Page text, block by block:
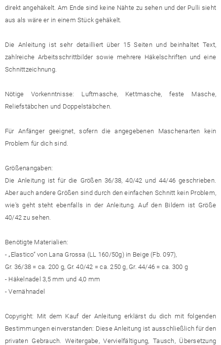
direkt angehäkelt. Am Ende sind keine Nähte zu sehen und der Pulli sieht
aus als wäre er in einem Stück gehäkelt.
Die Anleitung ist sehr detailliert über 15 Seiten und beinhaltet Text,
zahlreiche Arbeitsschrittbilder sowie mehrere Häkelschriften und eine
Schnittzeichnung.
Nötige Vorkenntnisse: Luftmasche, Kettmasche, feste Masche,
Reliefstäbchen und Doppelstäbchen.
Für Anfänger geeignet, sofern die angegebenen Maschenarten kein
Problem für dich sind.
Größenangaben:
Die Anleitung ist für die Größen 36/38, 40/42 und 44/46 geschrieben.
Aber auch andere Größen sind durch den einfachen Schnitt kein Problem,
wie's geht steht ebenfalls in der Anleitung. Auf den Bildern ist Größe
40/42 zu sehen.
Benötigte Materialien:
- „Elastico“ von Lana Grossa (LL 160/50g) in Beige (Fb. 097),
Gr. 36/38 = ca. 200 g, Gr. 40/42 = ca. 250 g, Gr. 44/46 = ca. 300 g
- Häkelnadel 3,5 mm und 4,0 mm
- Vernähnadel
Copyright: Mit dem Kauf der Anleitung erklärst du dich mit folgenden
Bestimmungen einverstanden: Diese Anleitung ist ausschließlich für den
privaten Gebrauch. Weitergabe, Vervielfältigung, Tausch, Übersetzung